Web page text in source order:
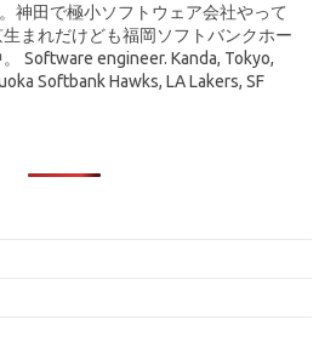
神田で極小ソフトウェア会社やって
生まれだけども福岡ソフトバンクホー
Software engineer. Kanda, Tokyo,
Softbank Hawks, LA Lakers, SF